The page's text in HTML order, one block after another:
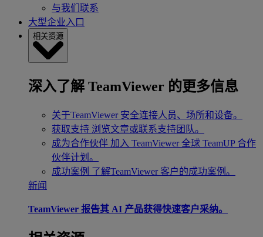
与我们联系
大型企业入口
相关资源
深入了解 TeamViewer 的更多信息
关于TeamViewer 安全连接人员、场所和设备。
获取支持 浏览文章或联系支持团队。
成为合作伙伴 加入 TeamViewer 全球 TeamUP 合作
伙伴计划。
成功案例 了解TeamViewer 客户的成功案例。
新闻
TeamViewer 报告其 AI 产品获得快速客户采纳。